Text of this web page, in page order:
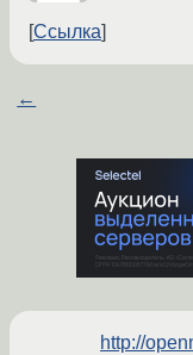
Ссылка
←
http://